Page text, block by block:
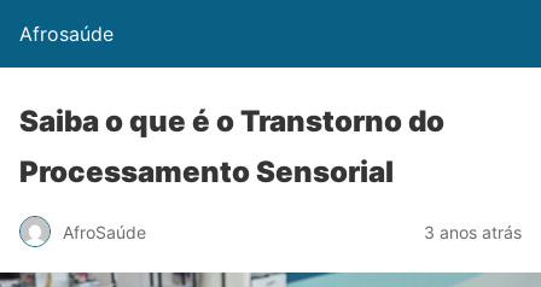
Afrosaúde
Saiba o que é o Transtorno do
Processamento Sensorial
AfroSaúde 3 anos atrás